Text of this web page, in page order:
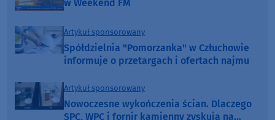
w Weekend FM
Artykuł sponsorowany
Spółdzielnia "Pomorzanka" w Człuchowie
informuje o przetargach i ofertach najmu
Artykuł sponsorowany
Nowoczesne wykończenia ścian. Dlaczego
SPC, WPC i fornir kamienny zyskują na